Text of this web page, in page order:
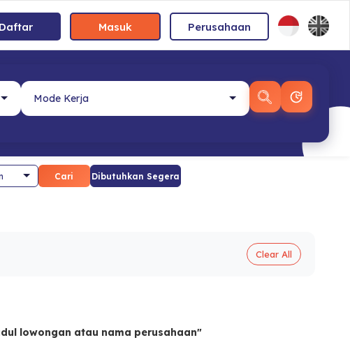
Daftar Masuk Perusahaan
Cari Dibutuhkan Segera
Clear All
lowongan atau nama perusahaan"